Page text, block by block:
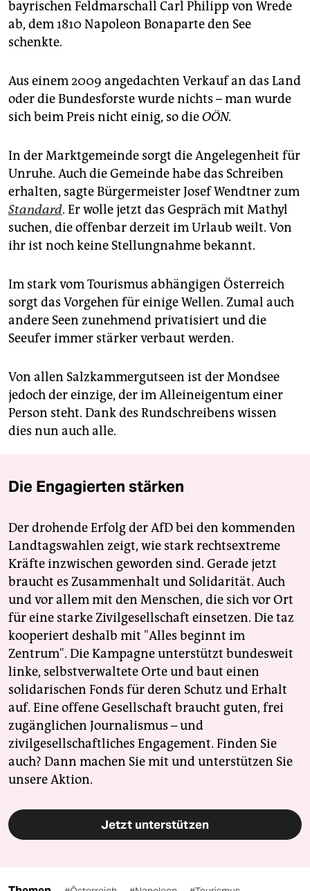
bayrischen Feldmarschall Carl Philipp von Wrede
ab, dem 1810 Napoleon Bonaparte den See
schenkte.
Aus einem 2009 angedachten Verkauf an das Land
oder die Bundesforste wurde nichts – man wurde
sich beim Preis nicht einig, so dieOÖN.
In der Marktgemeinde sorgt die Angelegenheit für
Unruhe. Auch die Gemeinde habe das ­Schreiben
erhalten, sagte Bürgermeister Josef Wendtner zum
Standard. Er wolle jetzt das Gespräch mit Mathyl
suchen, die offenbar derzeit im Urlaub weilt. Von
ihr ist noch keine Stellungnahme bekannt.
Im stark vom Tourismus abhängigen Österreich
sorgt das Vorgehen für einige Wellen. Zumal auch
andere Seen zunehmend privatisiert und die
Seeufer immer stärker verbaut werden.
Von allen Salzkammergutseen ist der Mondsee
jedoch der einzige, der im Alleineigentum einer
Person steht. Dank des Rundschreibens wissen
dies nun auch alle.
Die Engagierten stärken
Der drohende Erfolg der AfD bei den kommenden
Landtagswahlen zeigt, wie stark rechtsextreme
Kräfte inzwischen geworden sind. Gerade jetzt
braucht es Zusammenhalt und Solidarität. Auch
und vor allem mit den Menschen, die sich vor Ort
für eine starke Zivilgesellschaft einsetzen. Die taz
kooperiert deshalb mit "Alles beginnt im
Zentrum". Die Kampagne unterstützt bundesweit
linke, selbstverwaltete Orte und baut einen
solidarischen Fonds für deren Schutz und Erhalt
auf. Eine offene Gesellschaft braucht guten, frei
zugänglichen Journalismus – und
zivilgesellschaftliches Engagement. Finden Sie
auch? Dann machen Sie mit und unterstützen Sie
unsere Aktion.
Jetzt unterstützen